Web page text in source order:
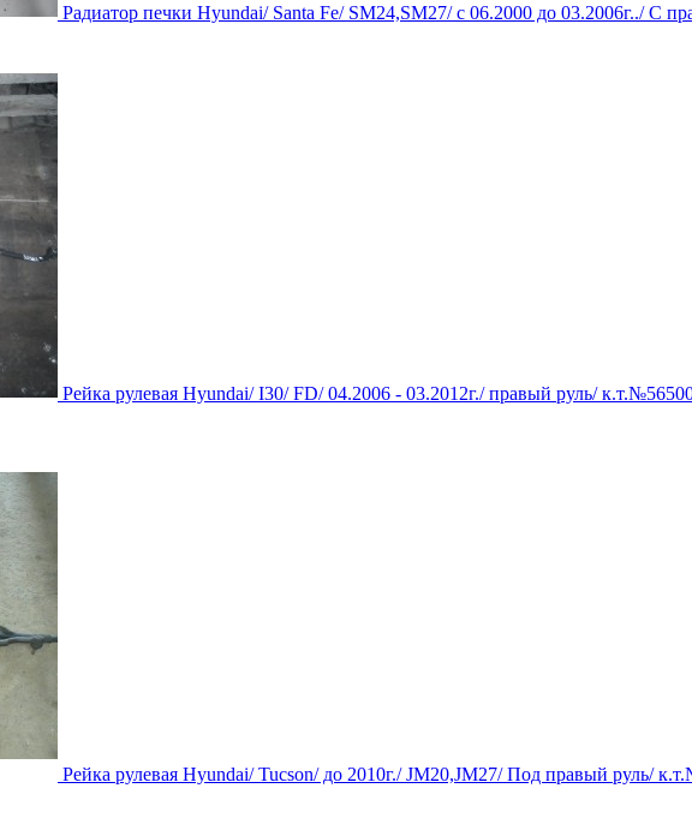
Радиатор печки Hyundai/ Santa Fe/ SM24,SM27/ с 06.2000 до 03.2006г../ С
Рейка рулевая Hyundai/ I30/ FD/ 04.2006 - 03.2012г./ правый руль/
Рейка рулевая Hyundai/ Tucson/ до 2010г./ JM20,JM27/ Под правый руль/